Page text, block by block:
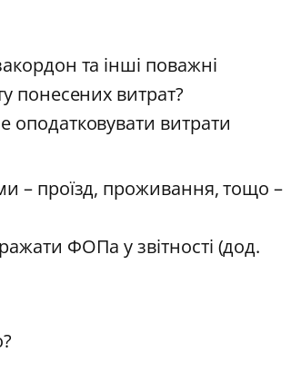
та інші поважні
понесених витрат?
оподатковувати витрати
– проїзд, проживання, тощо –
ФОПа у звітності (дод.